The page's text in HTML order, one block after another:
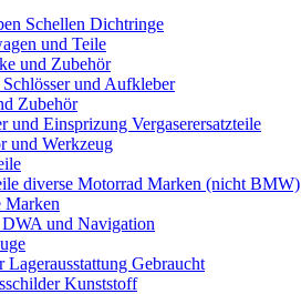
Schellen Dichtringe
und Teile
und Zubehör
Schlösser und Aufkleber
Zubehör
und Einsprizung Vergaserersatzteile
und Werkzeug
diverse Motorrad Marken (nicht BMW)
Marken
und Navigation
Lagerausstattung Gebraucht
Kunststoff